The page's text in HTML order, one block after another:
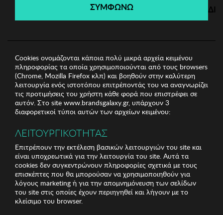
ΣΥΜΦΩΝΩ
Cookies ονομάζονται κάποια πολύ μικρά αρχεία κειμένου
πληροφορίας τα οποία χρησιμοποιούνται από τους browsers
(Chrome, Mozilla Firefox κλπ) και βοηθούν στην καλύτερη
λειτουργία ενός ιστοτόπου επιτρέποντάς του να αναγνωρίζει
τις προτιμήσεις του χρήστη κάθε φορά που επιστρέφει σε
αυτόν. Στο site www.brandsgalaxy.gr, υπάρχουν 3
διαφορετικοί τύποι αυτών των αρχείων κειμένου:
ΛΕΙΤΟΥΡΓΙΚΟΤΗΤΑΣ
Επιτρέπουν την εκτέλεση βασικών λειτουργιών του site και
είναι υποχρεωτικά για την λειτουργία του site. Αυτά τα
cookies δεν συγκεντρώνουν πληροφορίες σχετικά με τους
επισκέπτες που θα μπορούσαν να χρησιμοποιηθούν για
λόγους marketing ή για την απομνημόνευση των σελίδων
του site στις οποίες έχουν περιηγηθεί και λήγουν με το
κλείσιμο του browser.